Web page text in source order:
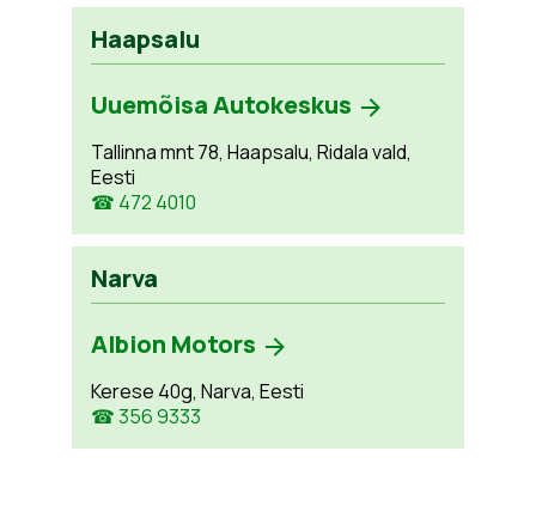
Haapsalu
Uuemõisa Autokeskus
Tallinna mnt 78, Haapsalu, Ridala vald,
Eesti
☎ 472 4010
Narva
Albion Motors
Kerese 40g, Narva, Eesti
☎ 356 9333